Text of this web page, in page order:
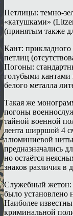
Петлицы: темно-
«катушками»
(принятым также
Кант: прикладного
петлиц
Погоны:
голубыми
белого металла
Такая же
погоны
тайной военной
лента ширршой 4
алюминиевой
предназначались
но остаётся
знаков различия в
Служебный жетон:
было установлено
Наиболее
криминальной